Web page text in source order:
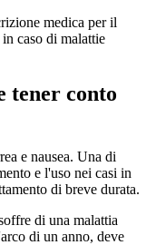
medica per il
caso di malattie
tener conto
e nausea. Una di
e l'uso nei casi in
di breve durata.
di una malattia
di un anno, deve